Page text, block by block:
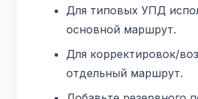
Для типовых УПД
основной маршрут.
Для корректировок/
отдельный маршрут.